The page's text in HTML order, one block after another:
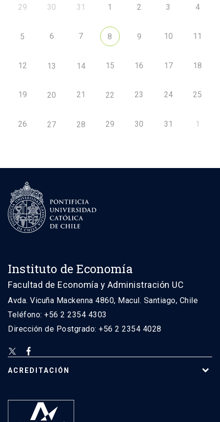
29 30 31 1 2 3 4
5 6 7 8 9 10 11
12 13 14 15 16 17 18
19 20 21 22 23 24 25
26 27 28 29 30 31 1
Instituto de Economía
Facultad de Economía y Administración UC
Avda. Vicuña Mackenna 4860, Macul. Santiago, Chile
Teléfono: +56 2 2354 4303
Dirección de Postgrado: +56 2 2354 4028
ACREDITACIÓN